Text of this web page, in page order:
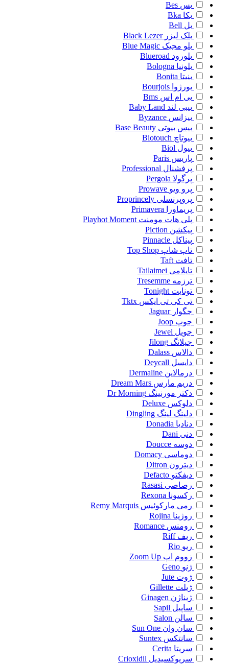
بس Bes
بکا Bka
بل Bell
بلک لیزر Black Lezer
بلو مجیک Blue Magic
بلورود Blueroad
بلونیا Bologna
بنیتا Bonita
بورژوا Bourjois
بی ام اس Bms
بیبی لند Baby Land
بیزانس Byzance
بیس بیوتی Base Beauty
بیوتاچ Biotouch
بیول Biol
پاریس Paris
پرفشنال Professional
پرگولا Pergola
پرو ویو Prowave
پروپرنسلی Proprincely
پریماورا
Primavera
پلی هات مومنت Playhot Moment
پیکشن Piction
پیناکل Pinnacle
تاپ شاپ Top Shop
تافت Taft
تایلامی Tailaimei
ترزمه Tresemme
تونایت Tonight
تی کی تی ایکس Tktx
جگوار Jaguar
جوپ Joop
جویل Jewel
جیلانگ Jilong
دالاس Dalass
دایسل Deycall
درمالاین Dermaline
دریم مارس Dream Mars
دکتر مورنینگ Dr Morning
دلوکس Deluxe
دلینگ لینگ Dingling
دنادیا Donadia
دنی Dani
دوسه Doucce
دوماسی Domacy
دیترون Ditron
دیفکتو Defacto
رصاصی Rasasi
رکسونا Rexona
رمی مارکوئیس Remy Marquis
روژینا Rojina
رومنس Romance
ریف Riff
ریو Rio
زووم اپ Zoom Up
ژنو Geno
ژوت Jute
ژیلت Gillette
ژیناژن Ginagen
ساپیل Sapil
سالن Salon
سان وان Sun One
سانتکس Suntex
سریتا Cerita
سریوکسیدیل Crioxidil